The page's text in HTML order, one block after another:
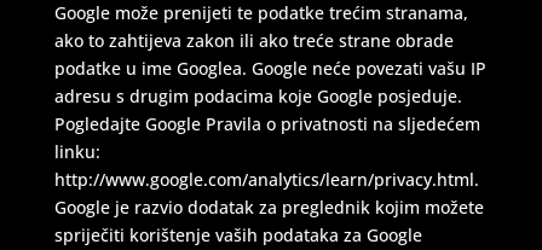
Google može prenijeti te podatke trećim stranama,
ako to zahtijeva zakon ili ako treće strane obrade
podatke u ime Googlea. Google neće povezati vašu IP
adresu s drugim podacima koje Google posjeduje.
Pogledajte Google Pravila o privatnosti na sljedećem
linku:
http://www.google.com/analytics/learn/privacy.html.
Google je razvio dodatak za preglednik kojim možete
spriječiti korištenje vaših podataka za Google